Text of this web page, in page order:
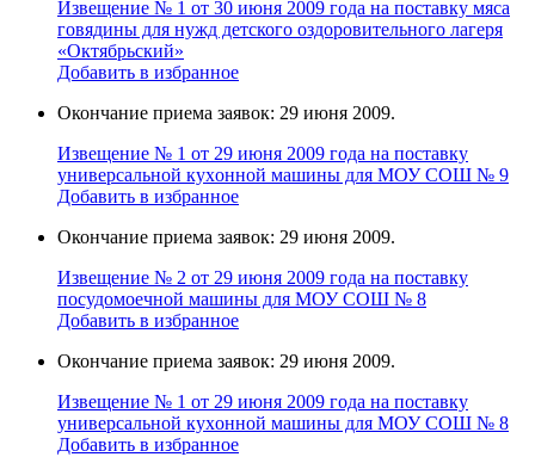
Извещение № 1 от 30 июня 2009 года на поставку мяса
говядины для нужд детского оздоровительного лагеря
«Октябрьский»
Добавить в избранное
Окончание приема заявок: 29 июня 2009.
Извещение № 1 от 29 июня 2009 года на поставку
универcальной кухoнной мaшины для МОУ СОШ № 9
Добавить в избранное
Окончание приема заявок: 29 июня 2009.
Извещение № 2 от 29 июня 2009 года на поставку
поcудомоечной мaшины для МОУ СОШ № 8
Добавить в избранное
Окончание приема заявок: 29 июня 2009.
Извещение № 1 от 29 июня 2009 года на поставку
универcальной кухoнной мaшины для МОУ СОШ № 8
Добавить в избранное